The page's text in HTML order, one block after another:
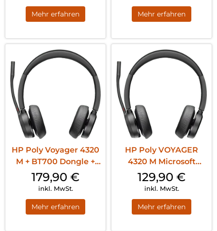
Mehr erfahren Mehr erfahren
HP Poly Voyager 4320
M + BT700 Dongle +
Ladestation Schwarz
179,90 €
inkl. MwSt.
Mehr erfahren
HP Poly VOYAGER
4320 M Microsoft
Teams zertifiziertes
Headset mit
129,90 €
inkl. MwSt.
Mehr erfahren